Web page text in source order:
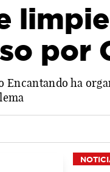
por
Encantando ha